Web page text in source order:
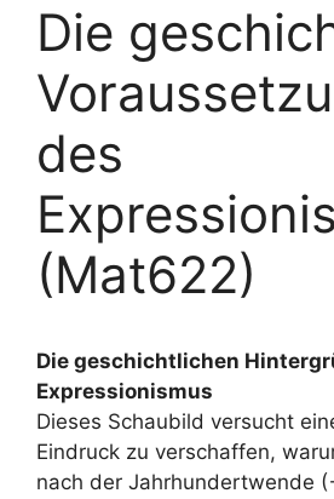
Die
des
(Mat622)
Die geschichtlichen
Expressionismus
Dieses Schaubild versucht
Eindruck zu verschaffen,
nach der Jahrhundertwende